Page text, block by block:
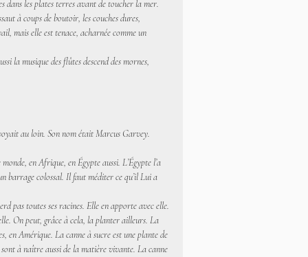
dans les plates terres avant de toucher la mer.
à coups de boutoir, les couches dures,
mais elle est tenace, acharnée comme un
la musique des flûtes descend des mornes,
au loin. Son nom était Marcus Garvey.
en Afrique, en Égypte aussi. L’Égypte l’a
barrage colossal. Il faut méditer ce qu’il Lui a
pas toutes ses racines. Elle en apporte avec elle.
On peut, grâce à cela, la planter ailleurs. La
en Amérique. La canne à sucre est une plante de
à naître aussi de la matière vivante. La canne